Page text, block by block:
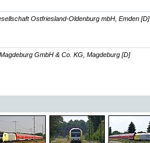
Ostfriesland-Oldenburg mbH, Emden [D]
GmbH & Co. KG, Magdeburg [D]